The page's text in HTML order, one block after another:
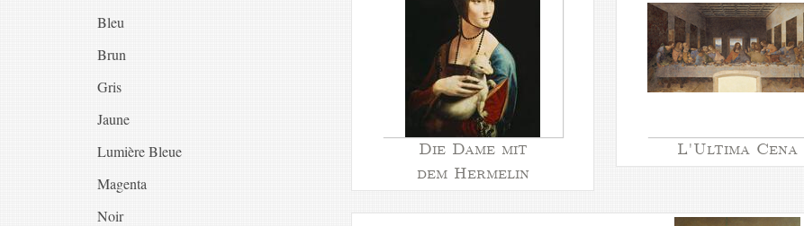
Bleu
Brun
Gris
Jaune
Lumière Bleue
Magenta
Noir
Die Dame mit
dem Hermelin
L'Ultima Cena